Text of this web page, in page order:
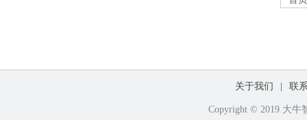
关于我们 联
Copyright © 2019 大牛